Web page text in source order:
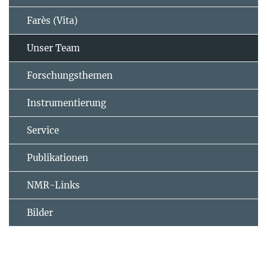
Farès (Vita)
Unser Team
Forschungsthemen
Instrumentierung
Service
Publikationen
NMR-Links
Bilder